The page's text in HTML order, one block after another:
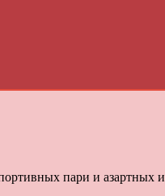
пари и азартных